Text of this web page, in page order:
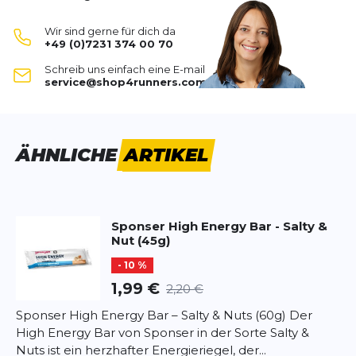
und Kollagenhydrolysat
zu einem ausgewogenen
Dank derknusprigen Textur
und dem fruchtigen
ist er ein leckerer Begleiter
zwischendurch.
Ideal nach dem Training, unterwegs oder als
Zutaten:
Fruchtpulver Himbeere
Süßungsmittel (Maltit, Sucralose,
Steviolglycoside)
Kakaobutter
Überzug aus Milchschokolade (mit
Süßungsmitteln)
Crunchy Protein Bar Himbeere
(50g)
Deine Bewertung:
Vorname
Vorname
Rezension
Rezension
*Pflichtfelder
Wir sind gerne für dich da
+49 (0)7231 374 00 70
Schreib uns einfach eine E-mail
service@shop4runners.com
ÄHNLICHEARTIKEL
Sponser High Energy Bar - Salty &
Nut (45g)
- 10 %
1,99 € 2,20 €
Sponser High Energy Bar – Salty & Nuts (60g) Der
High Energy Bar von Sponser in der Sorte Salty &
Nuts ist ein herzhafter Energieriegel, der...